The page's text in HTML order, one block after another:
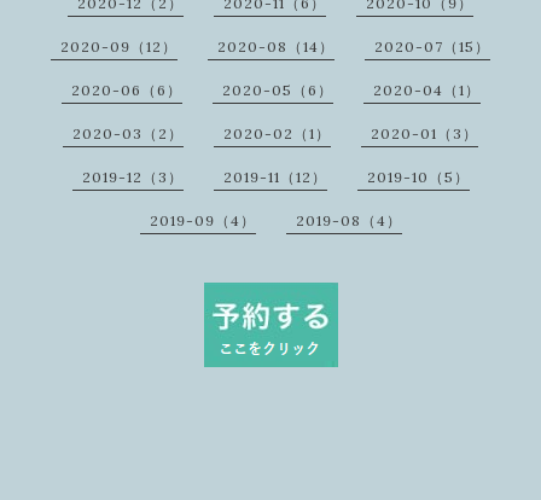
2020-09（12） 2020-08（14） 2020-07（15）
2020-06（6） 2020-05（6） 2020-04（1）
2020-03（2） 2020-02（1） 2020-01（3）
2019-12（3） 2019-11（12） 2019-10（5）
2019-09（4） 2019-08（4）